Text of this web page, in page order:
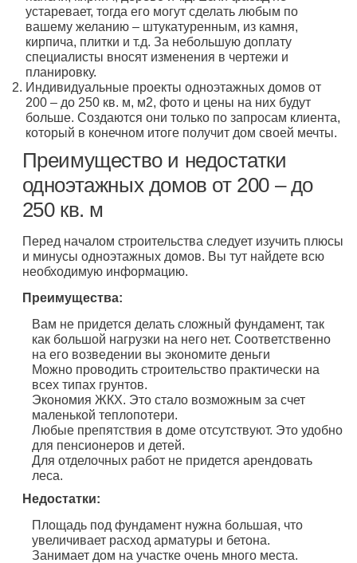
устаревает, тогда его могут сделать любым по
вашему желанию – штукатуренным, из камня,
кирпича, плитки и т.д. За небольшую доплату
специалисты вносят изменения в чертежи и
планировку.
Индивидуальные проекты одноэтажных домов от
200 – до 250 кв. м, м2, фото и цены на них будут
больше. Создаются они только по запросам клиента,
который в конечном итоге получит дом своей мечты.
Преимущество и недостатки
одноэтажных домов от 200 – до
250 кв. м
Перед началом строительства следует изучить плюсы
и минусы одноэтажных домов. Вы тут найдете всю
необходимую информацию.
Преимущества:
Вам не придется делать сложный фундамент, так
как большой нагрузки на него нет. Соответственно
на его возведении вы экономите деньги
Можно проводить строительство практически на
всех типах грунтов.
Экономия ЖКХ. Это стало возможным за счет
маленькой теплопотери.
Любые препятствия в доме отсутствуют. Это удобно
для пенсионеров и детей.
Для отделочных работ не придется арендовать
леса.
Недостатки:
Площадь под фундамент нужна большая, что
увеличивает расход арматуры и бетона.
Занимает дом на участке очень много места.